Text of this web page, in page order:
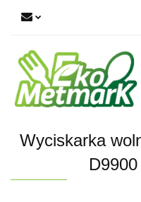
Wyciskarka